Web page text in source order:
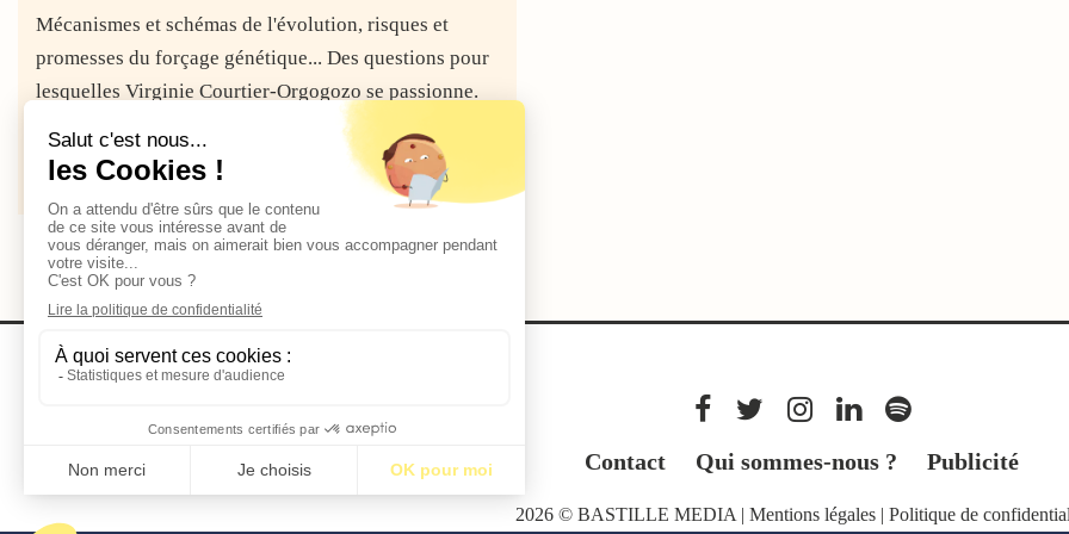
Mécanismes et schémas de l'évolution, risques et
promesses du forçage génétique... Des questions pour
lesquelles Virginie Courtier-Orgogozo se passionne.
Lire la suite
Contact Qui sommes-nous ? Publicité
2026 © BASTILLE MEDIA | Mentions légales| Politique de